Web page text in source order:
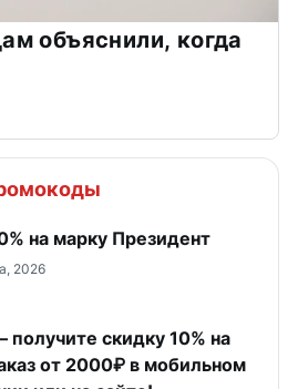
объяснили, когда
на марку Президент
2026
получите скидку 10% на
от 2000₽ в мобильном